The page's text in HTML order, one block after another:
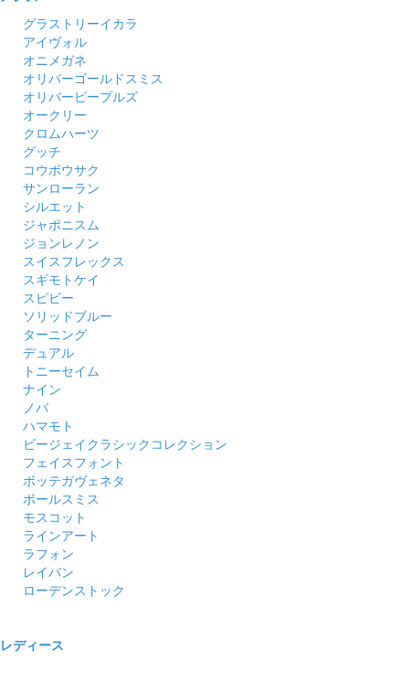
グラストリーイカラ
アイヴォル
オニメガネ
オリバーゴールドスミス
オリバーピープルズ
オークリー
クロムハーツ
グッチ
コウボウサク
サンローラン
シルエット
ジャポニスム
ジョンレノン
スイスフレックス
スギモトケイ
スピビー
ソリッドブルー
ターニング
デュアル
トニーセイム
ナイン
ノバ
ハマモト
ビージェイクラシックコレクション
フェイスフォント
ボッテガヴェネタ
ポールスミス
モスコット
ラインアート
ラフォン
レイバン
ローデンストック
レディース